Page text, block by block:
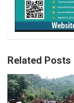
Related Posts